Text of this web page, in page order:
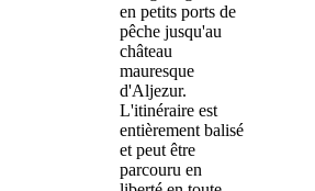
en petits ports de
pêche jusqu'au
château
mauresque
d'Aljezur.
L'itinéraire est
entièrement balisé
et peut être
parcouru en